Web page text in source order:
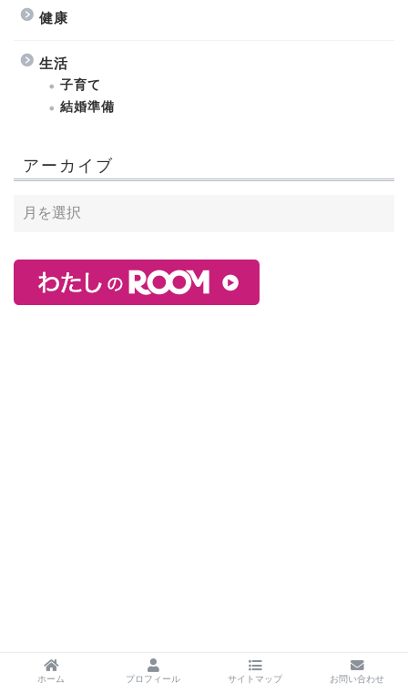
健康
生活
子育て
結婚準備
アーカイブ
ホーム プロフィール サイトマップ お問い合わせ